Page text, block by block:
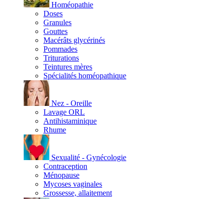
Homéopathie
Doses
Granules
Gouttes
Macérâts glycérinés
Pommades
Triturations
Teintures mères
Spécialités homéopathique
Nez - Oreille
Lavage ORL
Antihistaminique
Rhume
Sexualité - Gynécologie
Contraception
Ménopause
Mycoses vaginales
Grossesse, allaitement